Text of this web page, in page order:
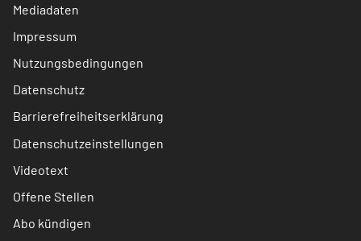
Mediadaten
Impressum
Nutzungsbedingungen
Datenschutz
Barrierefreiheitserklärung
Datenschutzeinstellungen
Videotext
Offene Stellen
Abo kündigen